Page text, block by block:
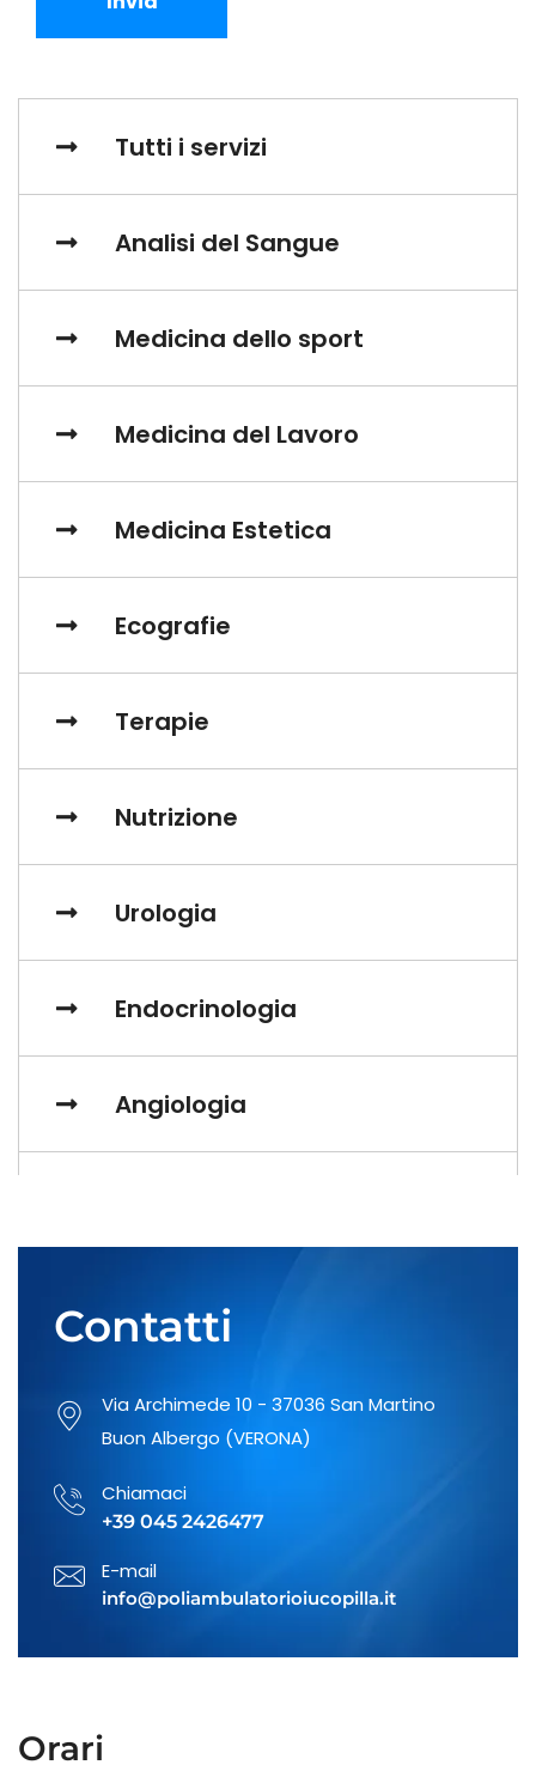
Tutti i servizi
Analisi del Sangue
Medicina dello sport
Medicina del Lavoro
Medicina Estetica
Ecografie
Terapie
Nutrizione
Urologia
Endocrinologia
Angiologia
Otorinolaringoiatria
Cardiologia e Diagnostica
Cardiologica
Ossigeno Ozono Terapia
Contatti
Via Archimede 10 - 37036 San Martino
Buon Albergo (VERONA)
Chiamaci
+39 045 2426477
E-mail
info@poliambulatorioiucopilla.it
Orari